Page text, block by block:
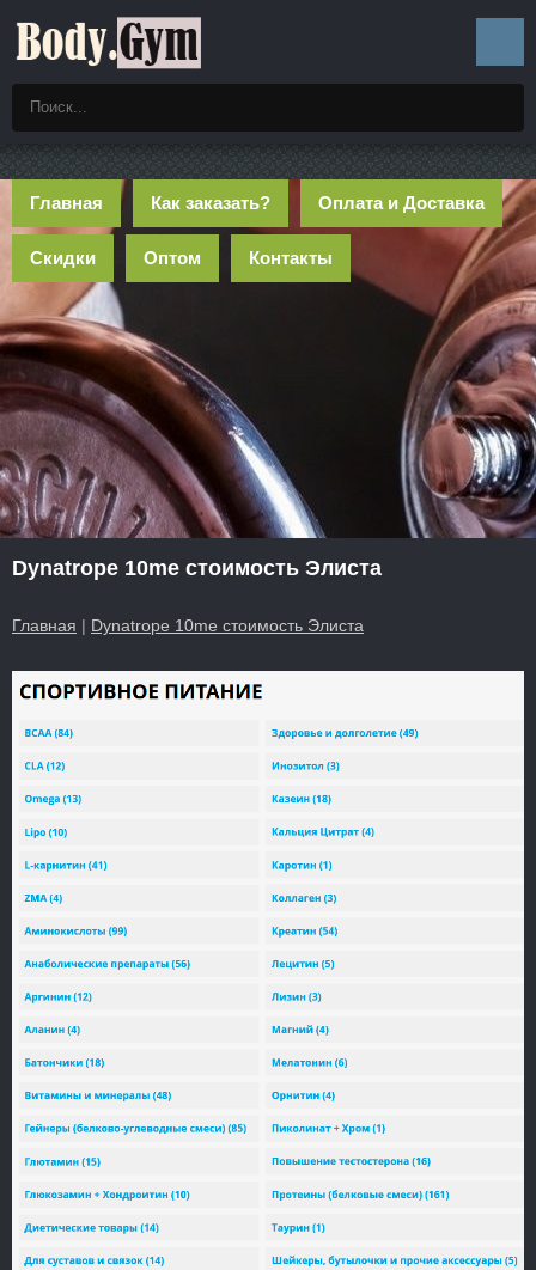
Главная Как заказать? Оплата и Доставка
Скидки Оптом Контакты
Dynatrope 10me стоимость Элиста
Главная | Dynatrope 10me стоимость Элиста